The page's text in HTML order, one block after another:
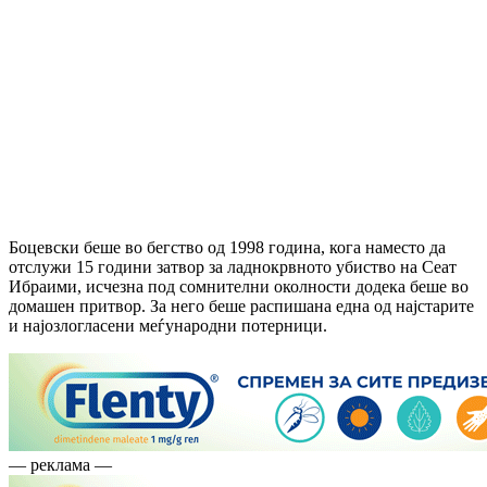
Боцевски беше во бегство од 1998 година, кога наместо да
отслужи 15 години затвор за ладнокрвното убиство на Сеат
Ибраими, исчезна под сомнителни околности додека беше во
домашен притвор. За него беше распишана една од најстарите
и најозлогласени меѓународни потерници.
— реклама —